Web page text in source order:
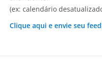
(ex: calendário
Clique aqui e envie seu